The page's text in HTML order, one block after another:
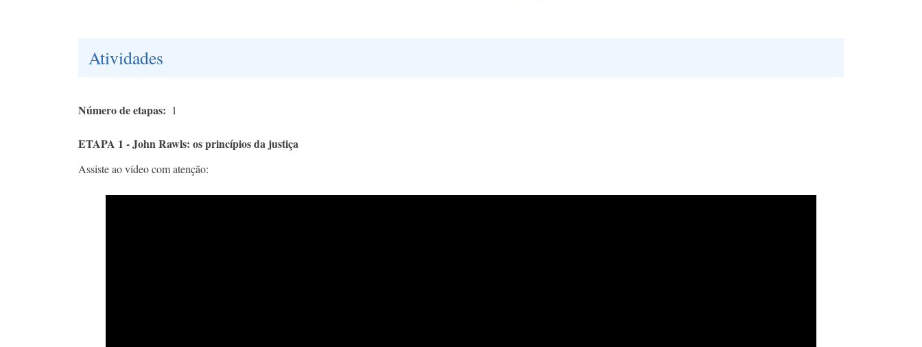
Atividades
Número de etapas 1
ETAPA 1 - John Rawls: os princípios da justiça
Assiste ao vídeo com atenção: